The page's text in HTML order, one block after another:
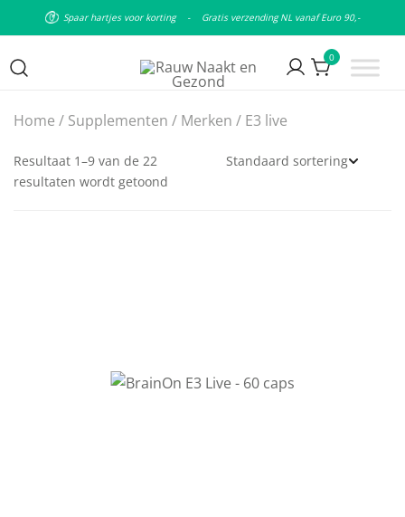
Spaar hartjes voor korting - Gratis verzending NL vanaf Euro 90,-
Rauw Naakt en Gezond
leefstijl
0
Home / Supplementen / Merken / E3 live
Resultaat 1–9 van de 22
resultaten wordt getoond